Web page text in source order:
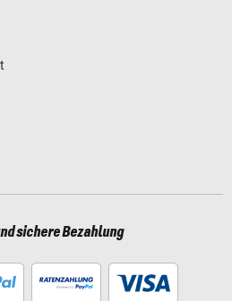
sichere Bezahlung